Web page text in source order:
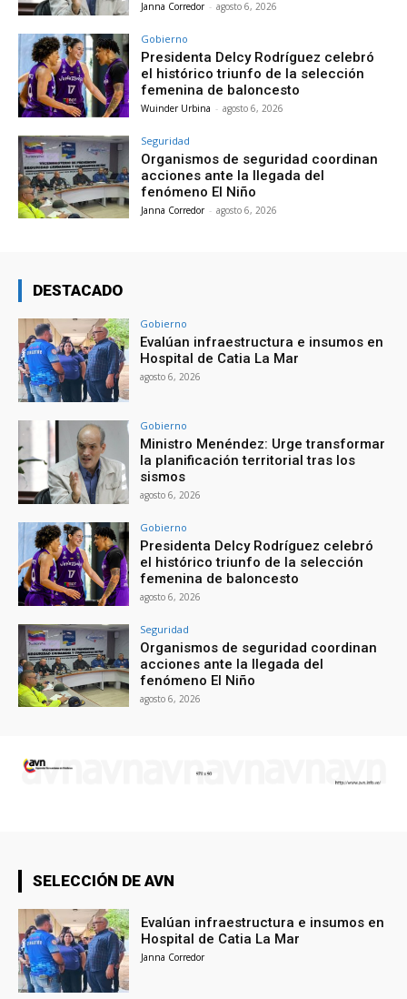
Janna Corredor - agosto 6, 2026
Gobierno
Presidenta Delcy Rodríguez celebró
el histórico triunfo de la selección
femenina de baloncesto
Wuinder Urbina - agosto 6, 2026
Seguridad
Organismos de seguridad coordinan
acciones ante la llegada del
fenómeno El Niño
Janna Corredor - agosto 6, 2026
DESTACADO
Gobierno
Evalúan infraestructura e insumos en
Hospital de Catia La Mar
agosto 6, 2026
Gobierno
Ministro Menéndez: Urge transformar
la planificación territorial tras los
sismos
agosto 6, 2026
Gobierno
Presidenta Delcy Rodríguez celebró
el histórico triunfo de la selección
femenina de baloncesto
agosto 6, 2026
Seguridad
Organismos de seguridad coordinan
acciones ante la llegada del
fenómeno El Niño
agosto 6, 2026
SELECCIÓN DE AVN
Evalúan infraestructura e insumos en
Hospital de Catia La Mar
Janna Corredor